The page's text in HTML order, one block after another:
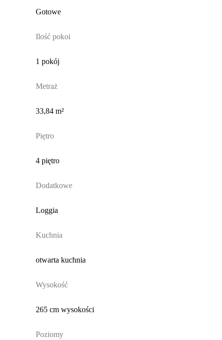
Gotowe
Ilość pokoi
1 pokój
Metraż
33,84 m²
Piętro
4 piętro
Dodatkowe
Loggia
Kuchnia
otwarta kuchnia
Wysokość
265 cm wysokości
Poziomy